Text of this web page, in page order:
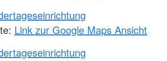
Link zur Google Maps Ansicht